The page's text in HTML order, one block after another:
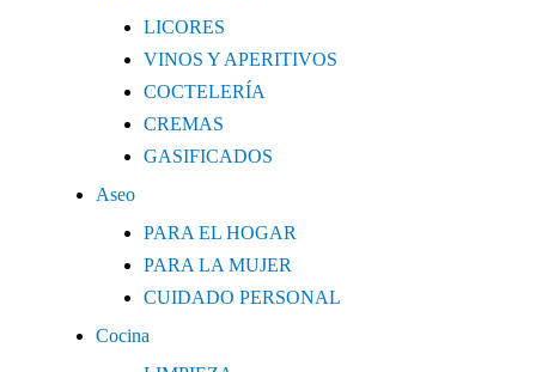
LICORES
VINOS Y APERITIVOS
COCTELERÍA
CREMAS
GASIFICADOS
Aseo
PARA EL HOGAR
PARA LA MUJER
CUIDADO PERSONAL
Cocina